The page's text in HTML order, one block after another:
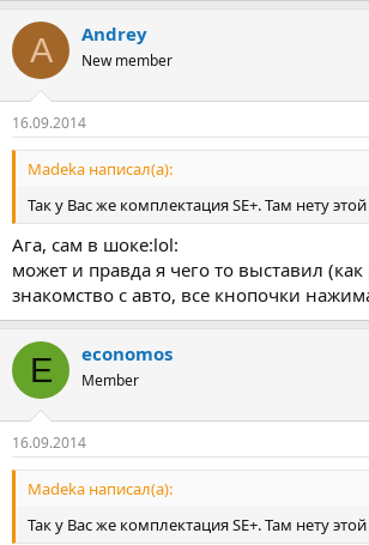
A Andrey
New member
16.09.2014
Madeka написал(а):
Так у Вас же комплектация SE+. Там нету
Ага, сам в шоке:lol:
может и правда я чего то выставил
знакомство с авто, все кнопочки
E economos
Member
16.09.2014
Madeka написал(а):
Так у Вас же комплектация SE+. Там нету